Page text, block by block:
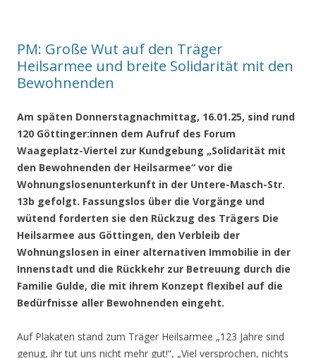
PM: Große Wut auf den Träger
Heilsarmee und breite Solidarität mit den
Bewohnenden
Am späten Donnerstagnachmittag, 16.01.25, sind rund
120 Göttinger:innen dem Aufruf des Forum
Waageplatz-Viertel zur Kundgebung „Solidarität mit
den Bewohnenden der Heilsarmee“ vor die
Wohnungslosenunterkunft in der Untere-Masch-Str.
13b gefolgt. Fassungslos über die Vorgänge und
wütend forderten sie den Rückzug des Trägers Die
Heilsarmee aus Göttingen, den Verbleib der
Wohnungslosen in einer alternativen Immobilie in der
Innenstadt und die Rückkehr zur Betreuung durch die
Familie Gulde, die mit ihrem Konzept flexibel auf die
Bedürfnisse aller Bewohnenden eingeht.
Auf Plakaten stand zum Träger Heilsarmee „123 Jahre sind
genug, ihr tut uns nicht mehr gut!“, „Viel versprochen, nichts